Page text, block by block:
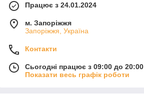
Працює з 24.01.2024
м. Запоріжжя
Запоріжжя, Україна
Контакти
Сьогодні працює з 09:00 до 20:00
Показати весь графік роботи